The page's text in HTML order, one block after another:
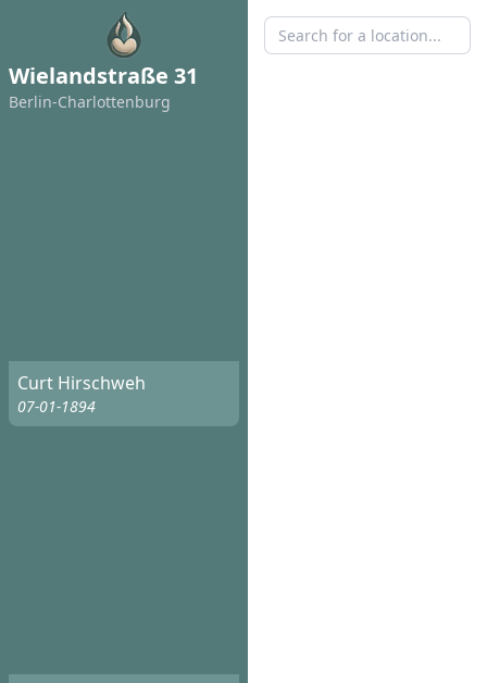
Wielandstraße 31
Berlin-Charlottenburg
Curt Hirschweh
07-01-1894